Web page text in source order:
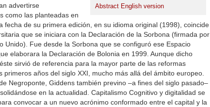
Abstract English version
advertirse
como las planteadas en
fecha de su primera edición, en su idioma original (1998), coincide
que se iniciara con la Declaración de la Sorbona (firmada por
Unido). Fue desde la Sorbona que se configuró ese Espacio
elaborara la Declaración de Bolonia en 1999. Aunque dicho
sirvió de referencia para la mayor parte de las reformas
años del siglo XXI, mucho más allá del ámbito europeo.
Negroponte, Giddens también previno –a fines del siglo pasado–
en la actualidad. Capitalismo Cognitivo y digitalidad se
convocar a un nuevo acrónimo conformado entre el capital y la